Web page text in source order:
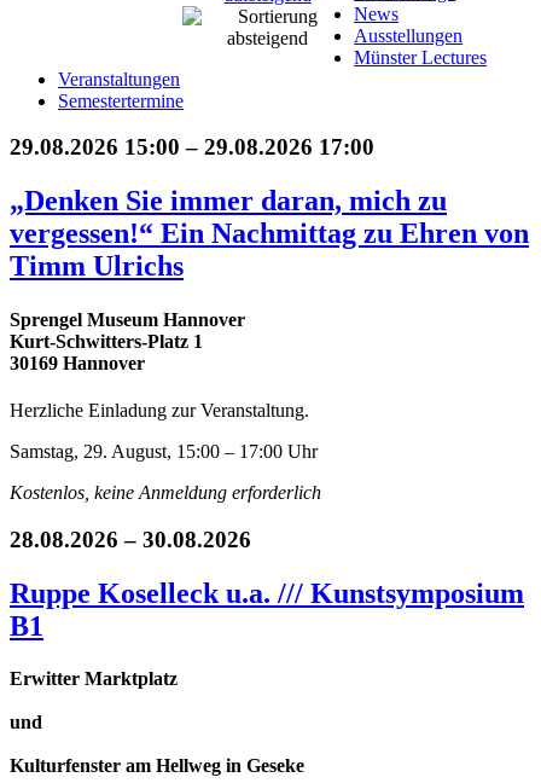
News
Ausstellungen
Münster Lectures
Veranstaltungen
Semestertermine
29.08.2026 15:00 – 29.08.2026 17:00
„Denken Sie immer daran, mich zu
vergessen!“ Ein Nachmittag zu Ehren von
Timm Ulrichs
Sprengel Museum Hannover
Kurt-Schwitters-Platz 1
30169 Hannover
Herzliche Einladung zur Veranstaltung.
Samstag, 29. August, 15:00 – 17:00 Uhr
Kostenlos, keine Anmeldung erforderlich
28.08.2026 – 30.08.2026
Ruppe Koselleck u.a. /// Kunstsymposium
B1
Erwitter Marktplatz
und
Kulturfenster am Hellweg in Geseke